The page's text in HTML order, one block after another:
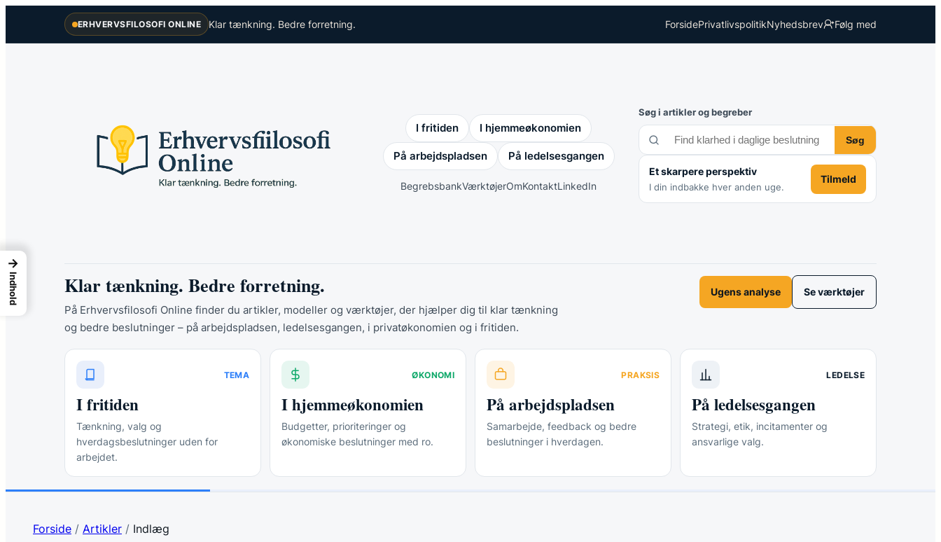
ERHVERVSFILOSOFI ONLINE Klar tænkning. Bedre forretning. ForsidePrivatlivspolitikNyhedsbrev Følg med
I fritiden I hjemmeøkonomien
På arbejdspladsen På ledelsesgangen
BegrebsbankVærktøjerOmKontaktLinkedIn
Søg i artikler og begreber
Søg
Et skarpere perspektiv
I din indbakke hver anden uge.
Tilmeld
Klar tænkning. Bedre forretning.
På Erhvervsfilosofi Online finder du artikler, modeller og værktøjer, der hjælper dig til klar tænkning
og bedre beslutninger – på arbejdspladsen, ledelsesgangen, i privatøkonomien og i fritiden.
Ugens analyse Se værktøjer
TEMA
I fritiden
Tænkning, valg og
hverdagsbeslutninger uden for
arbejdet.
ØKONOMI
I hjemmeøkonomien
Budgetter, prioriteringer og
økonomiske beslutninger med ro.
PRAKSIS
På arbejdspladsen
Samarbejde, feedback og bedre
beslutninger i hverdagen.
LEDELSE
På ledelsesgangen
Strategi, etik, incitamenter og
ansvarlige valg.
Forside / Artikler / Indlæg
→
Indhold